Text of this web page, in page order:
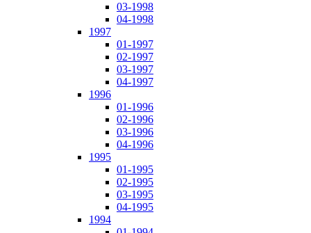
03-1998
04-1998
1997
01-1997
02-1997
03-1997
04-1997
1996
01-1996
02-1996
03-1996
04-1996
1995
01-1995
02-1995
03-1995
04-1995
1994